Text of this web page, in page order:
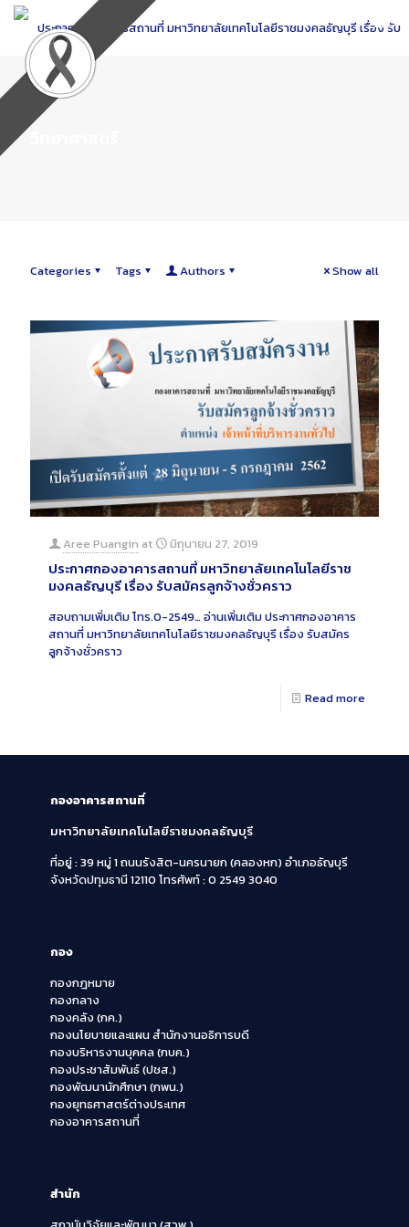
Skip
Content
Categories Tags Authors Show all
Aree Puangin at มิถุนายน 27, 2019
ประกาศกองอาคารสถานที่ มหาวิทยาลัยเทคโนโลยีราช
มงคลธัญบุรี เรื่อง รับสมัครลูกจ้างชั่วคราว
สอบถามเพิ่มเติม โทร.0-2549…อ่านเพิ่มเติมประกาศกองอาคาร
สถานที่ มหาวิทยาลัยเทคโนโลยีราชมงคลธัญบุรี เรื่อง รับสมัคร
ลูกจ้างชั่วคราว
Read more
กองอาคารสถานที่
มหาวิทยาลัยเทคโนโลยีราชมงคลธัญบุรี
ที่อยู่ : 39 หมู่ 1 ถนนรังสิต-นครนายก (คลองหก)อำเภอธัญบุรี
จังหวัดปทุมธานี 12110 โทรศัพท์ : 0 2549 3040
กอง
กองกฎหมาย
กองกลาง
กองคลัง (กค.)
กองนโยบายและแผน สำนักงานอธิการบดี
กองบริหารงานบุคคล (กบค.)
กองประชาสัมพันธ์ (ปชส.)
กองพัฒนานักศึกษา (กพน.)
กองยุทธศาสตร์ต่างประเทศ
กองอาคารสถานที่
สำนัก